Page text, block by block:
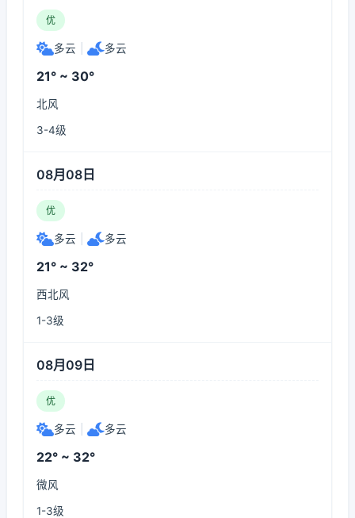
优
多云 多云
21° ~ 30°
北风
3-4级
08月08日
优
多云 多云
21° ~ 32°
西北风
1-3级
08月09日
优
多云 多云
22° ~ 32°
微风
1-3级